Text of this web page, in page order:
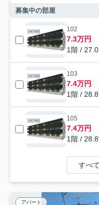
募集中の部屋
102
7.3万円
1階 /
103
7.4万円
1階 /
105
7.4万円
1階 /
すべ
アパート